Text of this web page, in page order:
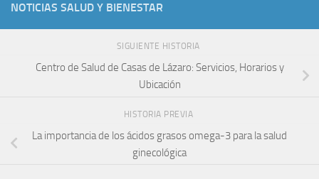
NOTICIAS SALUD Y BIENESTAR
SIGUIENTE HISTORIA
Centro de Salud de Casas de Lázaro: Servicios, Horarios y
Ubicación
HISTORIA PREVIA
La importancia de los ácidos grasos omega-3 para la salud
ginecológica